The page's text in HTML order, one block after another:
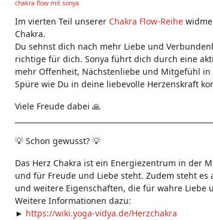
g
chakra flow mit sonya
Im vierten Teil unserer Chakra Flow-Reihe
Chakra.
Du sehnst dich nach mehr Liebe und
richtige für dich. Sonya führt dich durch eine
mehr Offenheit, Nächstenliebe und Mitgefühl
Spüre wie Du in deine liebevolle Herzenskraft
Viele Freude dabei 🙏
💡 Schon gewusst? 💡
Das Herz Chakra ist ein Energiezentrum in der
und für Freude und Liebe steht. Zudem steht
und weitere Eigenschaften, die für wahre Liebe
Weitere Informationen dazu:
► https://wiki.yoga-vidya.de/Herzchakra